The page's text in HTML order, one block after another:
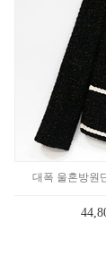
대폭 울혼방원